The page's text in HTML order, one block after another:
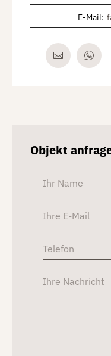
E-Mail:
Objekt